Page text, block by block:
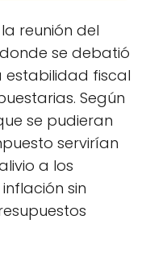
reunión del
se debatió
fiscal
Según
se pudieran
servirían
a los
sin